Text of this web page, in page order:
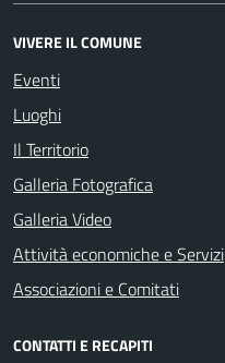
VIVERE IL COMUNE
Eventi
Luoghi
Il Territorio
Galleria Fotografica
Galleria Video
Attività economiche e Servizi
Associazioni e Comitati
CONTATTI E RECAPITI